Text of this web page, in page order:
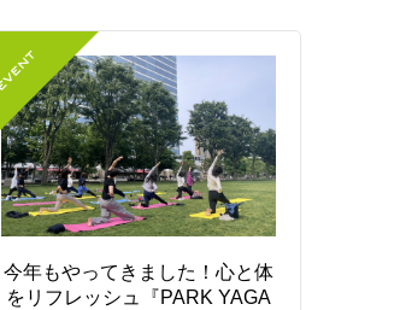
今年もやってきました！心と体
をリフレッシュ『PARK YAGA